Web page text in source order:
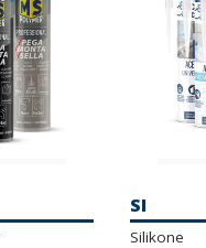
SI
Silikone